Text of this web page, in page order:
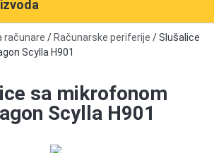
računare / Računarske periferije / Slušalice
Scylla H901
sa mikrofonom
Scylla H901